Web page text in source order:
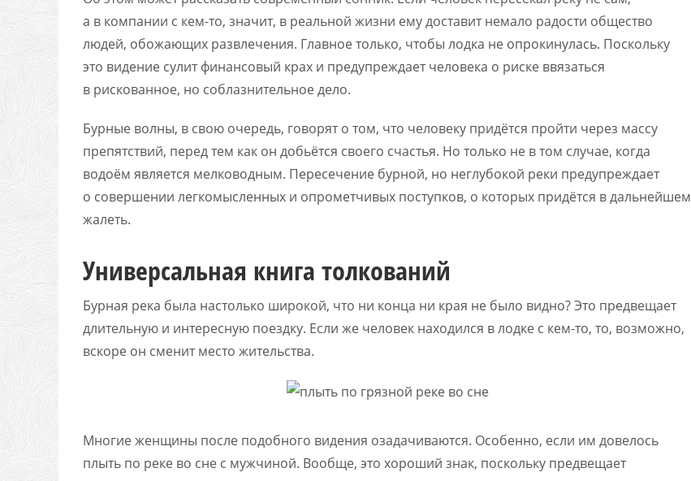
а в компании с кем-то, значит, в реальной жизни ему доставит немало радости общество
людей, обожающих развлечения. Главное только, чтобы лодка не опрокинулась. Поскольку
это видение сулит финансовый крах и предупреждает человека о риске ввязаться
в рискованное, но соблазнительное дело.
Бурные волны, в свою очередь, говорят о том, что человеку придётся пройти через массу
препятствий, перед тем как он добьётся своего счастья. Но только не в том случае, когда
водоём является мелководным. Пересечение бурной, но неглубокой реки предупреждает
о совершении легкомысленных и опрометчивых поступков, о которых придётся в дальнейшем
жалеть.
Универсальная книга толкований
Бурная река была настолько широкой, что ни конца ни края не было видно? Это предвещает
длительную и интересную поездку. Если же человек находился в лодке с кем-то, то, возможно,
вскоре он сменит место жительства.
Многие женщины после подобного видения озадачиваются. Особенно, если им довелось
плыть по реке во сне с мужчиной. Вообще, это хороший знак, поскольку предвещает